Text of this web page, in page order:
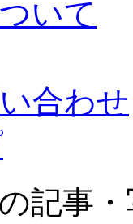
いて
合わせ
記事